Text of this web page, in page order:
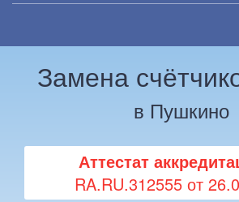
Замена
в Пушкино
Аттестат
RA.RU.312555 от